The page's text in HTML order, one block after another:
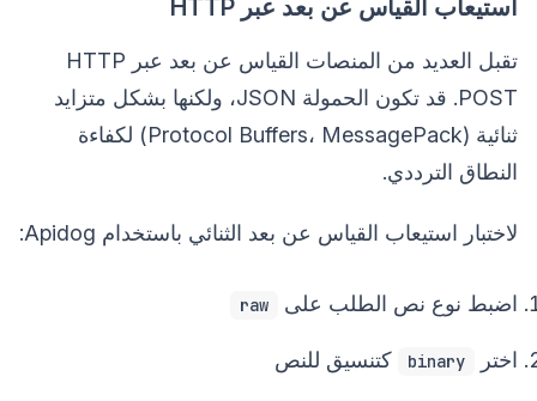
استيعاب القياس عن بعد عبر HTTP
تقبل العديد من المنصات القياس عن بعد عبر HTTP
POST. قد تكون الحمولة JSON، ولكنها بشكل متزايد
ثنائية (Protocol Buffers، MessagePack) لكفاءة
النطاق الترددي.
لاختبار استيعاب القياس عن بعد الثنائي باستخدام Apidog:
اضبط نوع نص الطلب على raw
اختر binary كتنسيق للنص